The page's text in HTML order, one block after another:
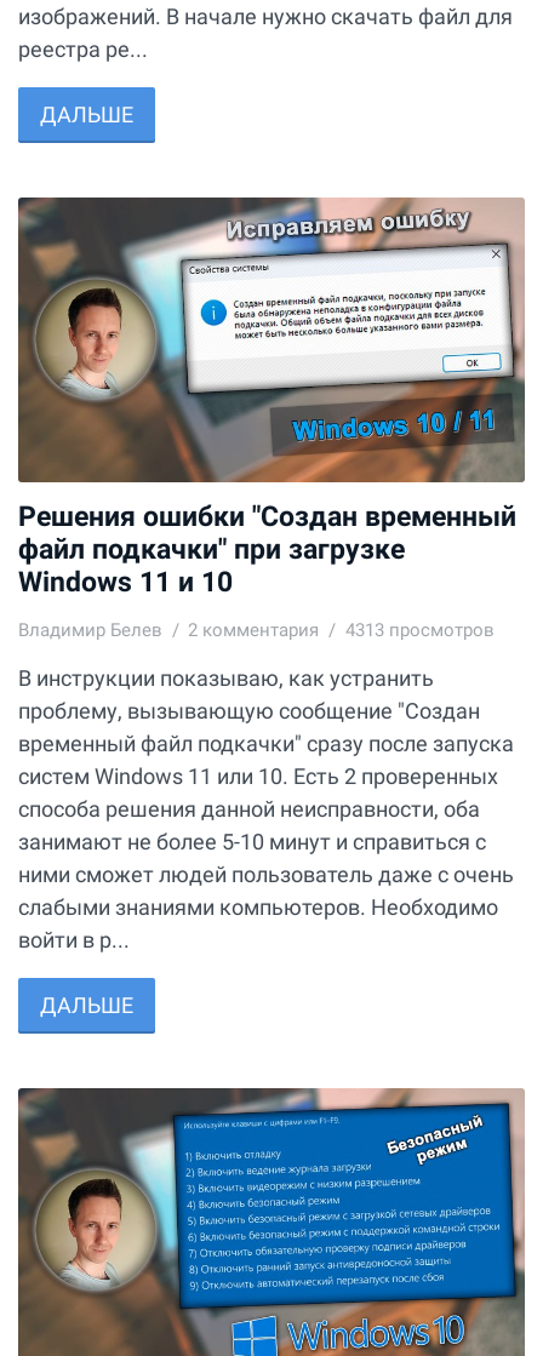
изображений. В начале нужно скачать файл для
реестра ре...
ДАЛЬШЕ
Решения ошибки "Создан временный
файл подкачки" при загрузке
Windows 11 и 10
Владимир Белев 2 комментария 4313 просмотров
В инструкции показываю, как устранить
проблему, вызывающую сообщение "Создан
временный файл подкачки" сразу после запуска
систем Windows 11 или 10. Есть 2 проверенных
способа решения данной неисправности, оба
занимают не более 5-10 минут и справиться с
ними сможет людей пользователь даже с очень
слабыми знаниями компьютеров. Необходимо
войти в р...
ДАЛЬШЕ